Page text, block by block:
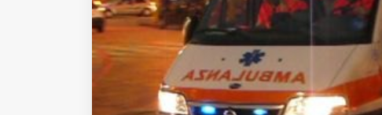
Informativa sulla privacy